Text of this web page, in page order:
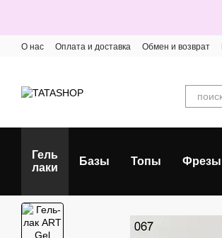
О нас Оплата и доставка Обмен и возврат
Гель
лаки
Базы Топы Фрезы